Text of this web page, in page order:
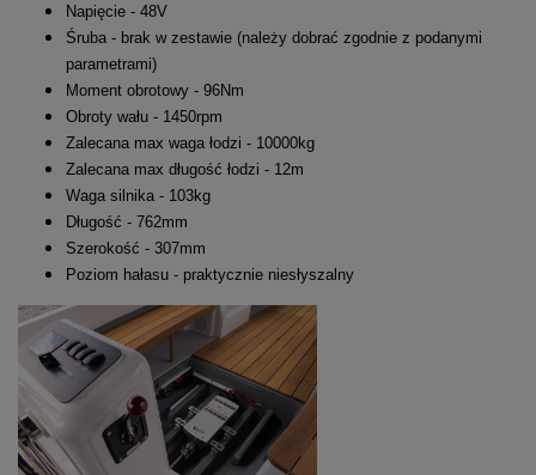
Napięcie - 48V
Śruba - brak w zestawie (należy dobrać zgodnie z podanymi
parametrami)
Moment obrotowy - 96Nm
Obroty wału - 1450rpm
Zalecana max waga łodzi - 10000kg
Zalecana max długość łodzi - 12m
Waga silnika - 103kg
Długość - 762mm
Szerokość - 307mm
Poziom hałasu - praktycznie niesłyszalny